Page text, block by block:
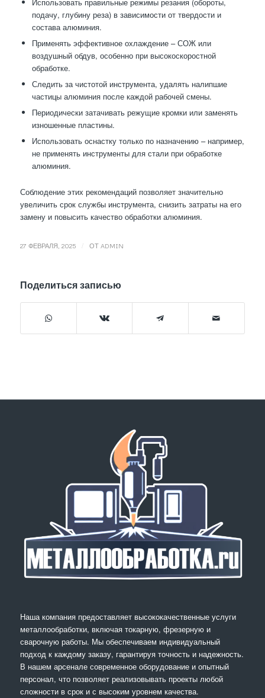
подачу, глубину реза) в зависимости от твердости и
состава алюминия.
Применять эффективное охлаждение – СОЖ или
воздушный обдув, особенно при высокоскоростной
обработке.
Следить за чистотой инструмента, удалять налипшие
частицы алюминия после каждой рабочей смены.
Периодически затачивать режущие кромки или заменять
изношенные пластины.
Использовать оснастку только по назначению – например,
не применять инструменты для стали при обработке
алюминия.
Соблюдение этих рекомендаций позволяет значительно
увеличить срок службы инструмента, снизить затраты на его
замену и повысить качество обработки алюминия.
27 ФЕВРАЛЯ, 2025 ОТ ADMIN
Поделиться записью
Наша компания предоставляет высококачественные услуги
металлообработки, включая токарную, фрезерную и
сварочную работы. Мы обеспечиваем индивидуальный
подход к каждому заказу, гарантируя точность и надежность.
В нашем арсенале современное оборудование и опытный
персонал, что позволяет реализовывать проекты любой
сложности в срок и с высоким уровнем качества.